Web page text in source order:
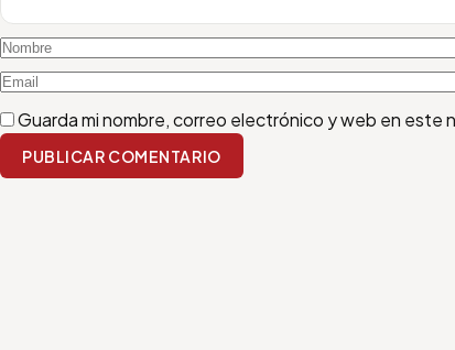
Guarda mi nombre, correo electrónico y web en este
PUBLICAR COMENTARIO